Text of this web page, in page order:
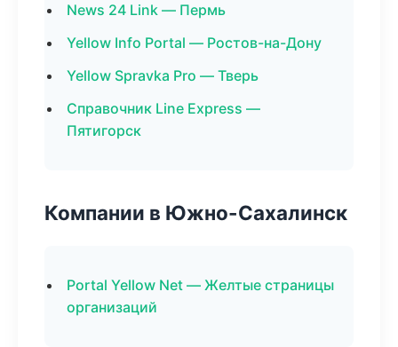
News 24 Link — Пермь
Yellow Info Portal — Ростов-на-Дону
Yellow Spravka Pro — Тверь
Справочник Line Express —
Пятигорск
Компании в Южно-Сахалинск
Portal Yellow Net — Желтые страницы
организаций